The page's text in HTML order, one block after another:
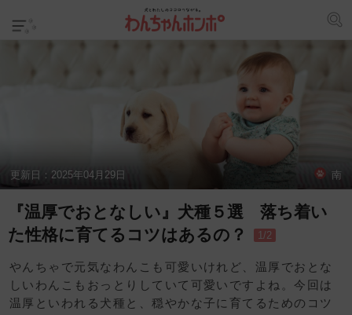
更新日： 2025年04月29日 南
『温厚でおとなしい』犬種５選 落ち着い
た性格に育てるコツはあるの？
1/2
やんちゃで元気なわんこも可愛いけれど、温厚でおとな
しいわんこもおっとりしていて可愛いですよね。今回は
温厚といわれる犬種と、穏やかな子に育てるためのコツ